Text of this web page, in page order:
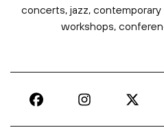
concerts, jazz,
workshops,